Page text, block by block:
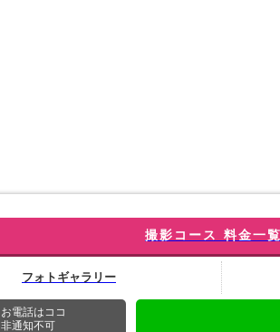
撮影コース 料金一
フォトギャラリー
お電話はココ
非通知不可